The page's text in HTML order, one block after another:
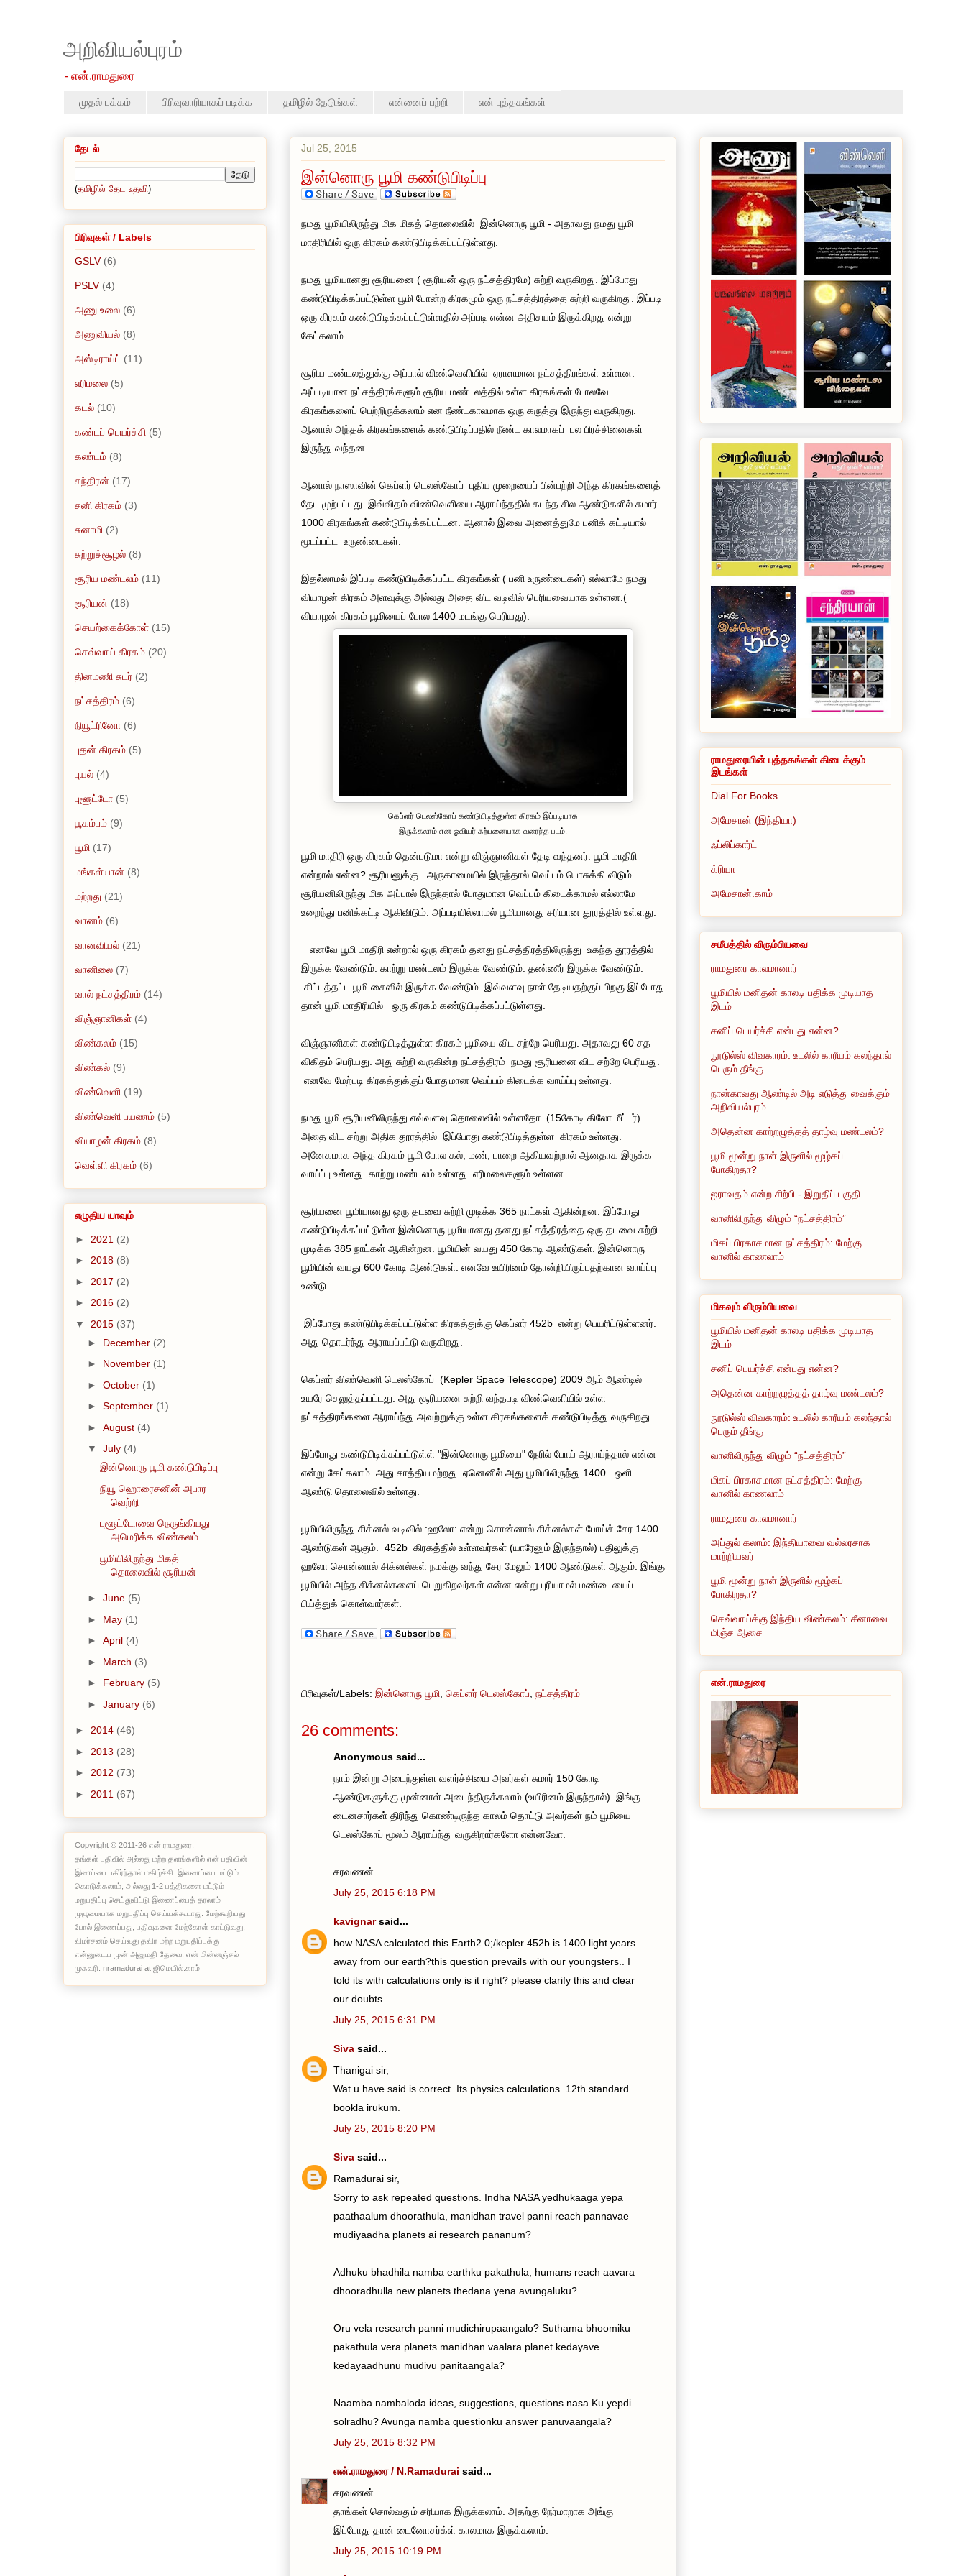
அறிவியல்புரம்
- என்.ராமதுரை
முதல் பக்கம் பிரிவுவாரியாகப் படிக்க தமிழில் தேடுங்கள் என்னைப் பற்றி என் புத்தகங்கள்
Jul 25, 2015
இன்னொரு பூமி கண்டுபிடிப்பு
நமது பூமியிலிருந்து மிக மிகத் தொலைவில் இன்னொரு பூமி - அதாவது நமது பூமி
மாதிரியில் ஒரு கிரகம் கண்டுபிடிக்கப்பட்டுள்ளது.
நமது பூமியானது சூரியனை ( சூரியன் ஒரு நட்சத்திரமே) சுற்றி வருகிறது. இப்போது
கண்டுபிடிக்கப்பட்டுள்ள பூமி போன்ற கிரகமும் ஒரு நட்சத்திரத்தை சுற்றி வருகிறது. இப்படி
ஒரு கிரகம் கண்டுபிடிக்கப்பட்டுள்ளதில் அப்படி என்ன அதிசயம் இருக்கிறது என்று
கேட்கலாம்.
சூரிய மண்டலத்துக்கு அப்பால் விண்வெளியில் ஏராளமான நட்சத்திரங்கள் உள்ளன.
அப்படியான நட்சத்திரங்களும் சூரிய மண்டலத்தில் உள்ள கிரகங்கள் போலவே
கிரகங்களைப் பெற்றிருக்கலாம் என நீண்டகாலமாக ஒரு கருத்து இருந்து வருகிறது.
ஆனால் அந்தக் கிரகங்களைக் கண்டுபிடிப்பதில் நீண்ட காலமாகப் பல பிரச்சினைகள்
இருந்து வந்தன.
ஆனால் நாஸாவின் கெப்ளர் டெலஸ்கோப் புதிய முறையைப் பின்பற்றி அந்த கிரகங்களைத்
தேட முற்பட்டது. இவ்விதம் விண்வெளியை ஆராய்ந்ததில் கடந்த சில ஆண்டுகளில் சுமார்
1000 கிரகங்கள் கண்டுபிடிக்கப்பட்டன. ஆனால் இவை அனைத்துமே பனிக் கட்டியால்
மூடப்பட்ட உருண்டைகள்.
இதல்லாமல் இப்படி கண்டுபிடிக்கப்பட்ட கிரகங்கள் ( பனி உருண்டைகள்) எல்லாமே நமது
வியாழன் கிரகம் அளவுக்கு அல்லது அதை விட வடிவில் பெரியவையாக உள்ளன.(
வியாழன் கிரகம் பூமியைப் போல 1400 மடங்கு பெரியது).
கெப்ளர் டெலஸ்கோப் கண்டுபிடித்துள்ள கிரகம் இப்படியாக
இருக்கலாம் என ஓவியர் கற்பனையாக வரைந்த படம்.
பூமி மாதிரி ஒரு கிரகம் தென்படுமா என்று விஞ்ஞானிகள் தேடி வந்தனர். பூமி மாதிரி
என்றால் என்ன? சூரியனுக்கு அருகாமையில் இருந்தால் வெப்பம் பொசுக்கி விடும்.
சூரியனிலிருந்து மிக அப்பால் இருந்தால் போதுமான வெப்பம் கிடைக்காமல் எல்லாமே
உறைந்து பனிக்கட்டி ஆகிவிடும். அப்படியில்லாமல் பூமியானது சரியான தூரத்தில் உள்ளது.
எனவே பூமி மாதிரி என்றால் ஒரு கிரகம் தனது நட்சத்திரத்திலிருந்து உகந்த தூரத்தில்
இருக்க வேண்டும். காற்று மண்டலம் இருக்க வேண்டும். தண்ணீர் இருக்க வேண்டும்.
கிட்டத்தட்ட பூமி சைஸில் இருக்க வேண்டும். இவ்வளவு நாள் தேடியதற்குப் பிறகு இப்போது
தான் பூமி மாதிரியில் ஒரு கிரகம் கண்டுபிடிக்கப்பட்டுள்ளது.
விஞ்ஞானிகள் கண்டுபிடித்துள்ள கிரகம் பூமியை விட சற்றே பெரியது. அதாவது 60 சத
விகிதம் பெரியது. அது சுற்றி வருகின்ற நட்சத்திரம் நமது சூரியனை விட சற்றே பெரியது.
எனவே மேற்படி கிரகத்துக்குப் போதுமான வெப்பம் கிடைக்க வாய்ப்பு உள்ளது.
நமது பூமி சூரியனிலிருந்து எவ்வளவு தொலைவில் உள்ளதோ (15கோடி கிலோ மீட்டர்)
அதை விட சற்று அதிக தூரத்தில் இப்போது கண்டுபிடித்துள்ள கிரகம் உள்ளது.
அனேகமாக அந்த கிரகம் பூமி போல கல், மண், பாறை ஆகியவற்றால் ஆனதாக இருக்க
வாய்ப்பு உள்ளது. காற்று மண்டலம் உள்ளது. எரிமலைகளும் உள்ளன.
சூரியனை பூமியானது ஒரு தடவை சுற்றி முடிக்க 365 நாட்கள் ஆகின்றன. இப்போது
கண்டுபிடிக்கப்பட்டுள்ள இன்னொரு பூமியானது தனது நட்சத்திரத்தை ஒரு தடவை சுற்றி
முடிக்க 385 நாட்கள் ஆகின்றன. பூமியின் வயது 450 கோடி ஆண்டுகள். இன்னொரு
பூமியின் வயது 600 கோடி ஆண்டுகள். எனவே உயிரினம் தோன்றியிருப்பதற்கான வாய்ப்பு
உண்டு..
இப்போது கண்டுபிடிக்கப்பட்டுள்ள கிரகத்துக்கு கெப்ளர் 452b என்று பெயரிட்டுள்ளனர்.
அது தொடர்ந்து ஆராயப்பட்டு வருகிறது.
கெப்ளர் விண்வெளி டெலஸ்கோப் (Kepler Space Telescope) 2009 ஆம் ஆண்டில்
உயரே செலுத்தப்பட்டது. அது சூரியனை சுற்றி வந்தபடி விண்வெளியில் உள்ள
நட்சத்திரங்களை ஆராய்ந்து அவற்றுக்கு உள்ள கிரகங்களைக் கண்டுபிடித்து வருகிறது.
இப்போது கண்டுபிடிக்கப்பட்டுள்ள் "இன்னொரு பூமியை" நேரில் போய் ஆராய்ந்தால் என்ன
என்று கேட்கலாம். அது சாத்தியமற்றது. ஏனெனில் அது பூமியிலிருந்து 1400 ஒளி
ஆண்டு தொலைவில் உள்ளது.
பூமியிலிருந்து சிக்னல் வடிவில் :ஹலோ: என்று சொன்னால் சிக்னல்கள் போய்ச் சேர 1400
ஆண்டுகள் ஆகும். 452b கிரகத்தில் உள்ளவர்கள் (யாரேனும் இருந்தால்) பதிலுக்கு
ஹலோ சொன்னால் சிக்னல்கள் நமக்கு வந்து சேர மேலும் 1400 ஆண்டுகள் ஆகும். இங்கு
பூமியில் அந்த சிக்னல்களைப் பெறுகிறவர்கள் என்ன என்று புரியாமல் மண்டையைப்
பிய்த்துக் கொள்வார்கள்.
பிரிவுகள்/Labels: இன்னொரு பூமி கெப்ளர் டெலஸ்கோப் நட்சத்திரம்
26 comments:
Anonymous said...
நாம் இன்று அடைந்துள்ள வளர்ச்சியை அவர்கள் சுமார் 150 கோடி
ஆண்டுகளுக்கு முன்னாள் அடைந்திருக்கலாம் (உயிரினம் இருந்தால்). இங்கு
டைனசார்கள் திரிந்து கொண்டிருந்த காலம் தொட்டு அவர்கள் நம் பூமியை
டெலஸ்கோப் மூலம் ஆராய்ந்து வருகிறார்களோ என்னவோ.
சரவணன்
July 25, 2015 6:18 PM
kavignarsaid...
how NASA calculated this Earth2.0;/kepler 452b is 1400 light years
away from our earth?this question prevails with our youngsters.. I
told its with calculations only is it right? please clarify this and clear
our doubts
July 25, 2015 6:31 PM
Siva said...
Thanigai sir,
Wat u have said is correct. Its physics calculations. 12th standard
bookla irukum.
July 25, 2015 8:20 PM
Siva said...
Ramadurai sir,
Sorry to ask repeated questions. Indha NASA yedhukaaga yepa
paathaalum dhoorathula, manidhan travel panni reach pannavae
mudiyaadha planets ai research pananum?
Adhuku bhadhila namba earthku pakathula, humans reach aavara
dhooradhulla new planets thedana yena avungaluku?
Oru vela research panni mudichirupaangalo? Suthama bhoomiku
pakathula vera planets manidhan vaalara planet kedayave
kedayaadhunu mudivu panitaangala?
Naamba nambaloda ideas, suggestions, questions nasa Ku yepdi
solradhu? Avunga namba questionku answer panuvaangala?
July 25, 2015 8:32 PM
என்.ராமதுரை / N.Ramadurai said...
சரவணன்
தாங்கள் சொல்வதும் சரியாக இருக்கலாம். அதற்கு நேர்மாறாக அங்கு
இப்போது தான் டைனோசர்க்ள் காலமாக இருக்கலாம்.
July 25, 2015 10:19 PM
தேடல்
(தமிழில் தேட உதவி)
பிரிவுகள் / Labels
GSLV (6)
PSLV (4)
அணு உலை (6)
அணுவியல் (8)
அஸ்டிராய்ட் (11)
எரிமலை (5)
கடல் (10)
கண்டப் பெயர்ச்சி (5)
கண்டம் (8)
சந்திரன் (17)
சனி கிரகம் (3)
சுனாமி (2)
சுற்றுச்சூழல் (8)
சூரிய மண்டலம் (11)
சூரியன் (18)
செயற்கைக்கோள் (15)
செவ்வாய் கிரகம் (20)
தினமணி சுடர் (2)
நட்சத்திரம் (6)
நியூட்ரினோ (6)
புதன் கிரகம் (5)
புயல் (4)
புளூட்டோ (5)
பூகம்பம் (9)
பூமி (17)
மங்கள்யான் (8)
மற்றது (21)
வானம் (6)
வானவியல் (21)
வானிலை (7)
வால் நட்சத்திரம் (14)
விஞ்ஞானிகள் (4)
விண்கலம் (15)
விண்கல் (9)
விண்வெளி (19)
விண்வெளி பயணம் (5)
வியாழன் கிரகம் (8)
வெள்ளி கிரகம் (6)
எழுதிய யாவும்
► 2021 (2)
► 2018 (8)
► 2017 (2)
► 2016 (2)
▼ 2015 (37)
► December (2)
► November (1)
► October (1)
► September (1)
► August (4)
▼ July (4)
இன்னொரு பூமி கண்டுபிடிப்பு
நியூ ஹொரைசனின் அபார
வெற்றி
புளூட்டோவை நெருங்கியது
அமெரிக்க விண்கலம்
பூமியிலிருந்து மிகத்
தொலைவில் சூரியன்
► June (5)
► May (1)
► April (4)
► March (3)
► February (5)
► January (6)
► 2014 (46)
► 2013 (28)
► 2012 (73)
► 2011 (67)
Copyright © 2011-26 என்.ராமதுரை.
தங்கள் பதிவில் அல்லது மற்ற தளங்களில் என் பதிவின்
இணப்பை பகிர்ந்தால் மகிழ்ச்சி. இணைப்பை மட்டும்
கொடுக்கலாம், அல்லது 1-2 பத்திகளை மட்டும்
மறுபதிப்பு செய்துவிட்டு இணைப்பைத் தரலாம் -
முழுமையாக மறுபதிப்பு செய்யக்கூடாது. மேற்கூறியது
போல் இணைப்பது, பதிவுகளை மேற்கோள் காட்டுவது,
விமர்சனம் செய்வது தவிர மற்ற மறுபதிப்புக்கு
என்னுடைய முன் அனுமதி தேவை. என் மின்னஞ்சல்
முகவரி: nramadurai at ஜிமெயில்.காம்
ராமதுரையின் புத்தகங்கள் கிடைக்கும்
இடங்கள்
Dial For Books
அமேசான் (இந்தியா)
ஃப்லிப்கார்ட்
க்ரியா
அமேசான்.காம்
சமீபத்தில் விரும்பியவை
ராமதுரை காலமானார்
பூமியில் மனிதன் காலடி பதிக்க முடியாத
இடம்
சனிப் பெயர்ச்சி என்பது என்ன?
நூடுல்ஸ் விவகாரம்: உடலில் காரீயம் கலந்தால்
பெரும் தீங்கு
நான்காவது ஆண்டில் அடி எடுத்து வைக்கும்
அறிவியல்புரம்
அதென்ன காற்றழுத்தத் தாழ்வு மண்டலம்?
பூமி மூன்று நாள் இருளில் மூழ்கப்
போகிறதா?
ஐராவதம் என்ற சிற்பி - இறுதிப் பகுதி
வானிலிருந்து விழும் “நட்சத்திரம்”
மிகப் பிரகாசமான நட்சத்திரம்: மேற்கு
வானில் காணலாம்
மிகவும் விரும்பியவை
பூமியில் மனிதன் காலடி பதிக்க முடியாத
இடம்
சனிப் பெயர்ச்சி என்பது என்ன?
அதென்ன காற்றழுத்தத் தாழ்வு மண்டலம்?
நூடுல்ஸ் விவகாரம்: உடலில் காரீயம் கலந்தால்
பெரும் தீங்கு
வானிலிருந்து விழும் “நட்சத்திரம்”
மிகப் பிரகாசமான நட்சத்திரம்: மேற்கு
வானில் காணலாம்
ராமதுரை காலமானார்
அப்துல் கலாம்: இந்தியாவை வல்லரசாக
மாற்றியவர்
பூமி மூன்று நாள் இருளில் மூழ்கப்
போகிறதா?
செவ்வாய்க்கு இந்திய விண்கலம்: சீனாவை
மிஞ்ச ஆசை
என்.ராமதுரை